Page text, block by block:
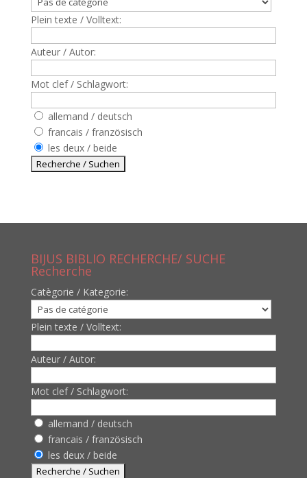
Plein texte / Volltext:
Auteur / Autor:
Mot clef / Schlagwort:
allemand / deutsch
francais / französisch
les deux / beide
BIJUS BIBLIO RECHERCHE/ SUCHE
Recherche
Catègorie / Kategorie:
Plein texte / Volltext:
Auteur / Autor:
Mot clef / Schlagwort:
allemand / deutsch
francais / französisch
les deux / beide